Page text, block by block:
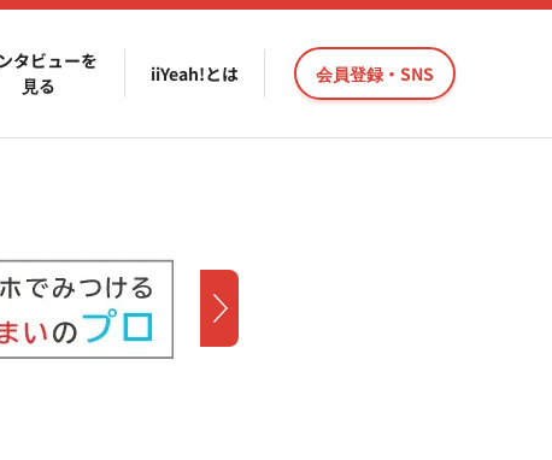
タビューを
見る
iiYeah!とは 会員登録・SNS